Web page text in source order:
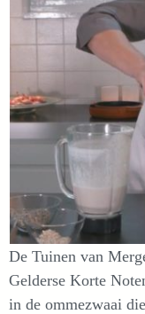
De Tuinen van
Gelderse Korte
in de ommezwaai